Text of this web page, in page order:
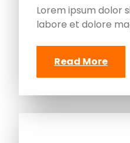
Lorem ipsum dolor
labore et dolore
Read More